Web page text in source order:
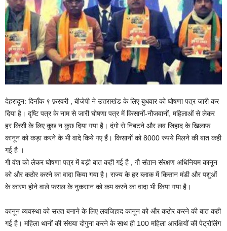
देहरादून: दिनाँक ९ फ़रवरी , बीजेपी ने उत्तराखंड के लिए बुधवार को घोषणा पत्र जारी कर
दिया है। दृष्टि पत्र के नाम से जारी घोषणा पत्र में किसानों-नौजवानों, महिलाओं से लेकर
हर किसी के लिए कुछ न कुछ दिया गया है। दंगो से निबटने और लव जिहाद के खिलाफ
कानून को कड़ा करने के भी वादे किये गए हैं। किसानों को 8000 रुपये मिलने की बात कही
गई है ।
गौ वंश को लेकर घोषणा पत्र में बड़ी बात कही गई है , गौ संतान संरक्षण अधिनियम कानून
को और कठोर करने का वादा किया गया है। राज्य के हर ब्लाक में किसान मंडी और पशुओं
के कारण होने वाले फसल के नुकसान को कम करने का वादा भी किया गया है।
कानून व्यवस्था को सख्त बनाने के लिए लवजिहाद कानून को और कठोर करने की बात कही
गई है। महिला थानों की संख्या दोगुना करने के साथ ही 100 महिला आरक्षियों की पेट्रोलिंग